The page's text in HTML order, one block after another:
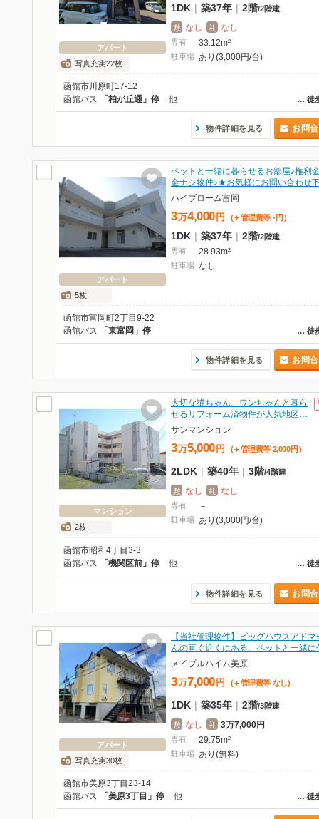
アパート
写真充実22枚
1DK | 築37年 | 2階/2階建
敷 なし 礼 なし
専有 33.12m²
駐車場 あり(3,000円/台)
函館市川原町17-12
… 徒
函館バス 「柏が丘通」停 他
物件詳細を見る お問
アパート
5枚
ペットと一緒に暮らせるお部屋♪権利
金ナシ物件♪★お気軽にお問い合わせ
ハイブローム富岡
3万4,000 円 (＋管理費等 - 円 )
1DK | 築37年 | 2階/2階建
専有
28.93m²
駐車場 なし
函館市富岡町2丁目9-22
… 徒
函館バス 「東富岡」停
物件詳細を見る お問
マンション
2枚
大切な猫ちゃん、ワンちゃんと暮ら
せるリフォーム済物件が人気地区…
サンマンション
3万5,000 円 (＋管理費等 2,000 円 )
2LDK | 築40年 | 3階/4階建
敷 なし 礼 なし
専有 －
駐車場 あり(3,000円/台)
函館市昭和4丁目3-3
… 徒
函館バス 「機関区前」停 他
物件詳細を見る お問
アパート
写真充実30枚
【当社管理物件】ビッグハウスアドマ
んの直ぐ近くにある、ペットと一緒
メイプルハイム美原
3万7,000 円 (＋管理費等 なし)
1DK | 築35年 | 2階/3階建
敷 なし 礼 3万7,000円
専有 29.75m²
駐車場 あり(無料)
函館市美原3丁目23-14
… 徒
函館バス 「美原3丁目」停 他